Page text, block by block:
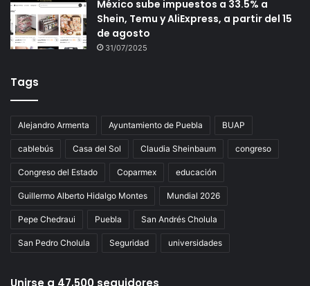
México sube impuestos a 33.5% a
Shein, Temu y AliExpress, a partir del 15
de agosto
31/07/2025
Tags
Alejandro Armenta Ayuntamiento de Puebla BUAP
cablebús Casa del Sol Claudia Sheinbaum congreso
Congreso del Estado Coparmex educación
Guillermo Alberto Hidalgo Montes Mundial 2026
Pepe Chedraui Puebla San Andrés Cholula
San Pedro Cholula Seguridad universidades
Unirse a 47,500 seguidores